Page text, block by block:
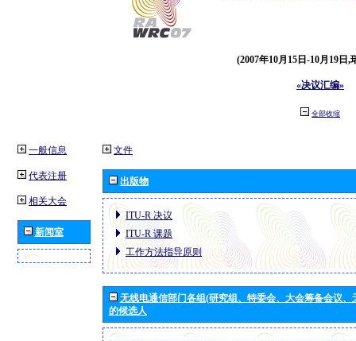
(2007年10月15日-10月19日,
«决议汇编»
全部收缩
一般信息
代表注册
相关大会
新闻室
文件
出版物
ITU-R 决议
ITU-R 课题
工作方法指导原则
无线电通信部门各组(研究组、特委会、大会筹备会议
的候选人